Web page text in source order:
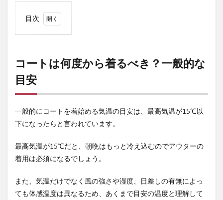
目次
何度
から
着る
べ
き？
的な
目安
作業
現場
トは
何度
コートは何度から着るべき？一般的な
目安
一般的にコートを着始める気温の目安は、最高気温が15℃以
下になったらと言われています。
最高気温が15℃だと、朝晩はもっと冷え込むのでアウターの
着用は必須になるでしょう。
また、気温だけでなく風の強さや湿度、日差しの有無によっ
ても体感温度は異なるため、あくまで目安の温度と理解して